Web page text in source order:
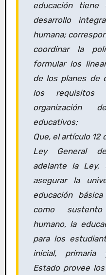
educación tiene
desarrollo
humana;
coordinar la
formular los
de los planes de
los requisitos
organización
educativos;
Que, el artículo 12
Ley General
adelante la Ley,
asegurar la
educación
como
humano, la
para los
inicial, primaria
Estado provee